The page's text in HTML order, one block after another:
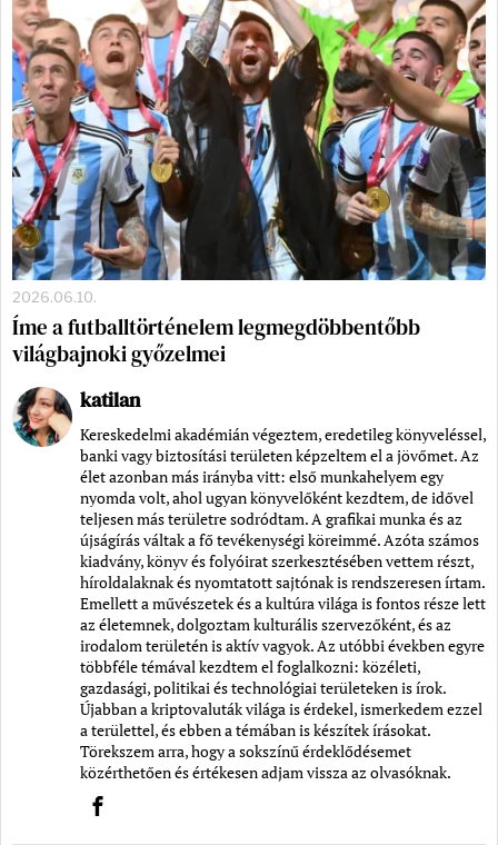
2026.06.10.
Íme a futballtörténelem legmegdöbbentőbb
világbajnoki győzelmei
katilan
Kereskedelmi akadémián végeztem, eredetileg könyveléssel,
banki vagy biztosítási területen képzeltem el a jövőmet. Az
élet azonban más irányba vitt: első munkahelyem egy
nyomda volt, ahol ugyan könyvelőként kezdtem, de idővel
teljesen más területre sodródtam. A grafikai munka és az
újságírás váltak a fő tevékenységi köreimmé. Azóta számos
kiadvány, könyv és folyóirat szerkesztésében vettem részt,
híroldalaknak és nyomtatott sajtónak is rendszeresen írtam.
Emellett a művészetek és a kultúra világa is fontos része lett
az életemnek, dolgoztam kulturális szervezőként, és az
irodalom területén is aktív vagyok. Az utóbbi években egyre
többféle témával kezdtem el foglalkozni: közéleti,
gazdasági, politikai és technológiai területeken is írok.
Újabban a kriptovaluták világa is érdekel, ismerkedem ezzel
a területtel, és ebben a témában is készítek írásokat.
Törekszem arra, hogy a sokszínű érdeklődésemet
közérthetően és értékesen adjam vissza az olvasóknak.